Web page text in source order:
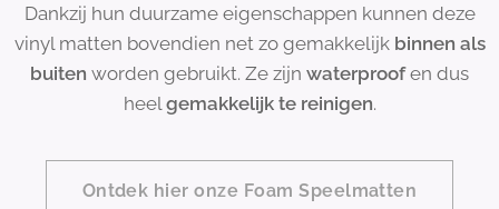
Dankzij hun duurzame eigenschappen kunnen deze
vinyl matten bovendien net zo gemakkelijk binnen als
buiten worden gebruikt. Ze zijn waterproofen dus
heel gemakkelijk te reinigen.
Ontdek hier onze Foam Speelmatten